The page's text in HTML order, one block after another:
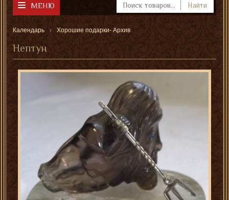
МЕНЮ Найти
Календарь Хорошие подарки- Архив
Нептун